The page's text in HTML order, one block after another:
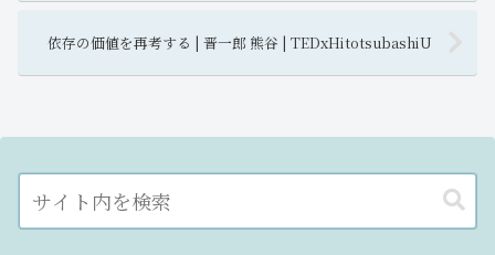
依存の価値を再考する | 晋一郎 熊谷 | TEDxHitotsubashiU